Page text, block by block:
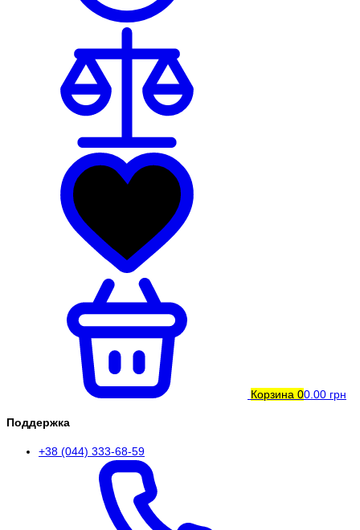
Корзина 00.00 грн
Поддержка
+38 (044) 333-68-59